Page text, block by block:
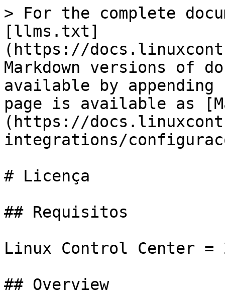
> For the complete
[llms.txt]
(https://
Markdown versions of
available by
page is available as
(https://
integrations/
# Licença
## Requisitos
Linux Control Center =
## Overview